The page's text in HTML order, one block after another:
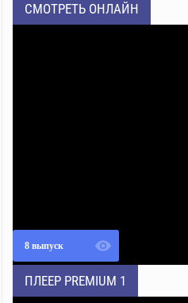
СМОТРЕТЬ ОНЛАЙН
8 выпуск
ПЛЕЕР PREMIUM 1